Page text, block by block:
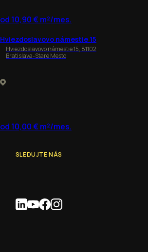
od 10,90 € m²/mes.
Hviezdoslavovo námestie 15
Hviezdoslavovo námestie 15, 81102
Bratislava-Staré Mesto
od 10,00 € m²/mes.
SLEDUJTE NÁS